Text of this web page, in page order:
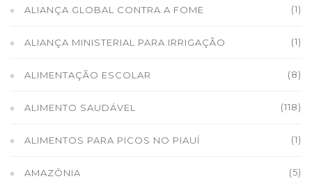
ALIANÇA GLOBAL CONTRA A FOME (1)
ALIANÇA MINISTERIAL PARA IRRIGAÇÃO (1)
ALIMENTAÇÃO ESCOLAR (8)
ALIMENTO SAUDÁVEL (118)
ALIMENTOS PARA PICOS NO PIAUÍ (1)
AMAZÔNIA (5)